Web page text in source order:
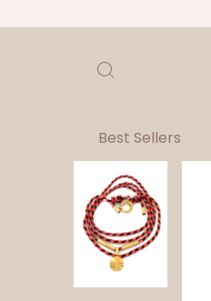
Best Sellers